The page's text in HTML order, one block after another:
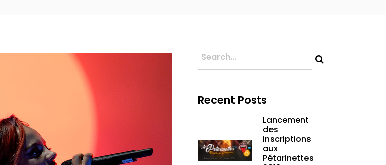
Recent Posts
Lancement
des
inscriptions
aux
Pétarinettes